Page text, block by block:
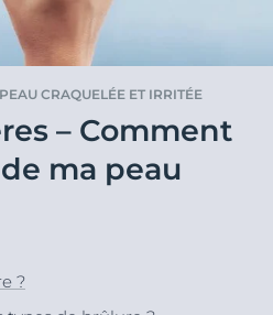
PEAU CRAQUELÉE ET IRRITÉE
– Comment
ma peau
?